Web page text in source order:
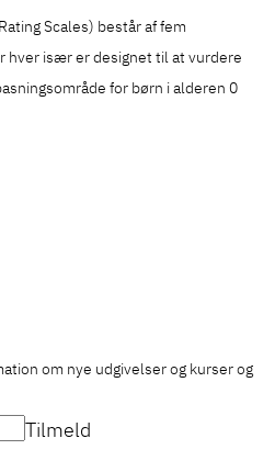
Scales) består af fem
hver især er designet til at vurdere
for børn i alderen 0
om nye udgivelser og kurser og
Tilmeld